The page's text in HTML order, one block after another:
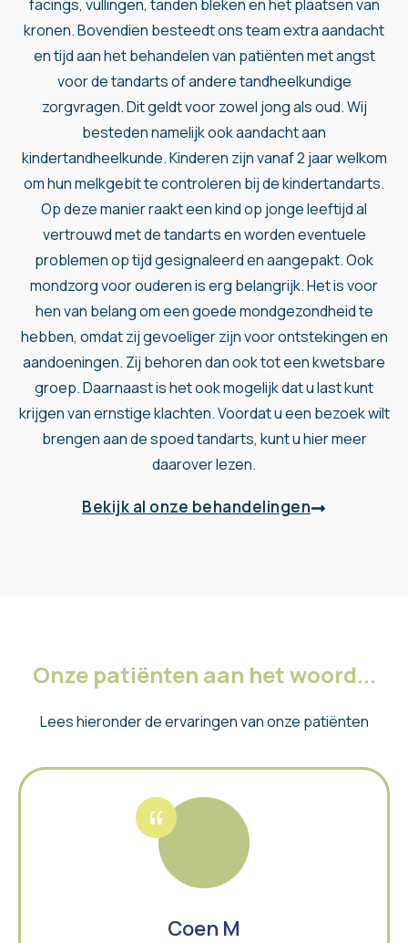
facings, vullingen,tanden blekenen het plaatsen van
kronen. Bovendien besteedt ons team extra aandacht
en tijd aan het behandelen van patiënten met angst
voor de tandarts of andere tandheelkundige
zorgvragen. Dit geldt voor zowel jong als oud. Wij
besteden namelijk ook aandacht aan
kindertandheelkunde. Kinderen zijn vanaf 2 jaar welkom
om hun melkgebit te controleren bij de kindertandarts.
Op deze manier raakt een kind op jonge leeftijd al
vertrouwd met de tandarts en worden eventuele
problemen op tijd gesignaleerd en aangepakt. Ook
mondzorg voor ouderenis erg belangrijk. Het is voor
hen van belang om een goede mondgezondheid te
hebben, omdat zij gevoeliger zijn voor ontstekingen en
aandoeningen. Zij behoren dan ook tot een kwetsbare
groep. Daarnaast is het ook mogelijk dat u last kunt
krijgen van ernstige klachten. Voordat u een bezoek wilt
brengen aan de spoed tandarts, kunt u hier meer
daarover lezen.
Bekijk al onze behandelingen
Onze patiënten aan het woord...
Lees hieronder de ervaringen van onze patiënten
Coen M